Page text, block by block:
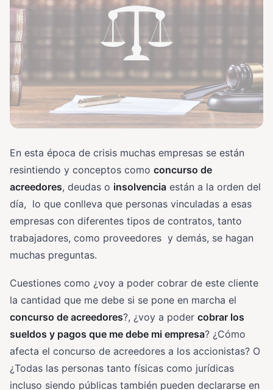
En esta época de crisis muchas empresas se están
resintiendo y conceptos como concurso de
acreedores, deudas o insolvencia están a la orden del
día, lo que conlleva que personas vinculadas a esas
empresas con diferentes tipos de contratos, tanto
trabajadores, como proveedores y demás, se hagan
muchas preguntas.
Cuestiones como ¿voy a poder cobrar de este cliente
la cantidad que me debe si se pone en marcha el
concurso de acreedores?, ¿voy a poder cobrar los
sueldos y pagos que me debe mi empresa? ¿Cómo
afecta el concurso de acreedores a los accionistas? O
¿Todas las personas tanto físicas como jurídicas
incluso siendo públicas también pueden declararse en